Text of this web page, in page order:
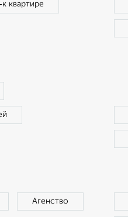
квартире
Агенство